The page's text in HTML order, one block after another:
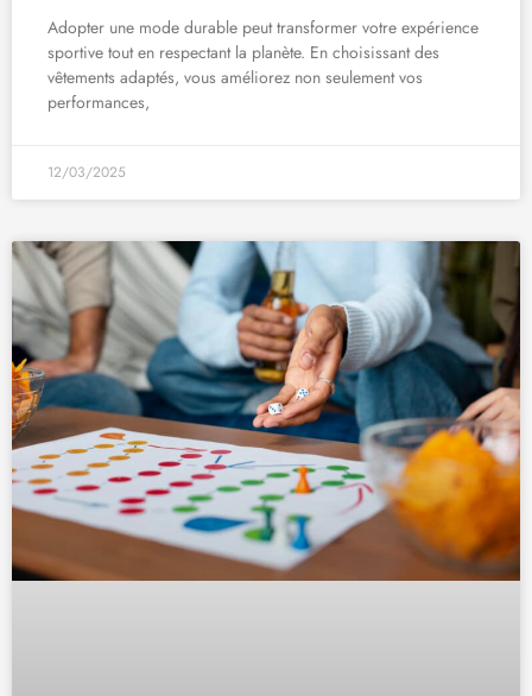
Adopter une mode durable peut transformer votre expérience
sportive tout en respectant la planète. En choisissant des
vêtements adaptés, vous améliorez non seulement vos
performances,
12/03/2025